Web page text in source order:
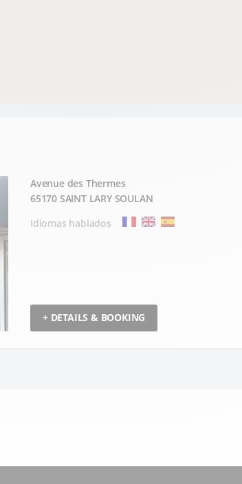
Avenue des Thermes
65170 SAINT LARY SOULAN
Idiomas hablados
+ DETAILS & BOOKING